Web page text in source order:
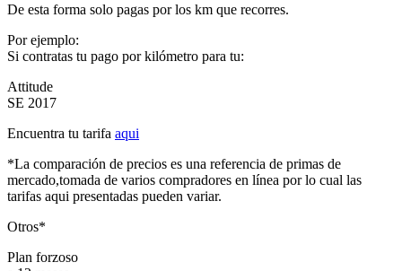
De esta forma solo pagas por los km que recorres.
Por ejemplo:
Si contratas tu pago por kilómetro para tu:
Attitude
SE 2017
Encuentra tu tarifa aqui
*La comparación de precios es una referencia de primas de
mercado,tomada de varios compradores en línea por lo cual las
tarifas aqui presentadas pueden variar.
Otros*
Plan forzoso